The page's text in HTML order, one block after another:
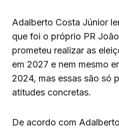
Adalberto Costa Júnior
que foi o próprio PR
prometeu realizar as
em 2027 e nem mesmo
2024, mas essas são só
atitudes concretas.
De acordo com